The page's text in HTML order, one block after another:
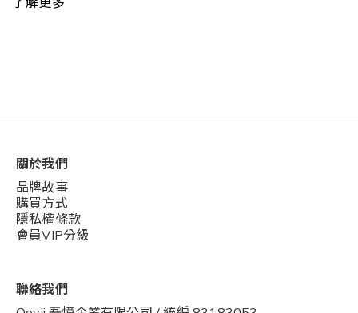
關於我們
品牌故事
購買方式
隱私權條款
會員VIP分級
聯絡我們